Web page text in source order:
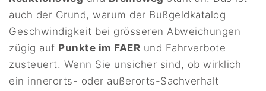
auch der Grund, warum der Bußgeldkatalog
Geschwindigkeit bei grösseren Abweichungen
zügig auf Punkte im FAER und Fahrverbote
zusteuert. Wenn Sie unsicher sind, ob wirklich
ein innerorts- oder außerorts-Sachverhalt